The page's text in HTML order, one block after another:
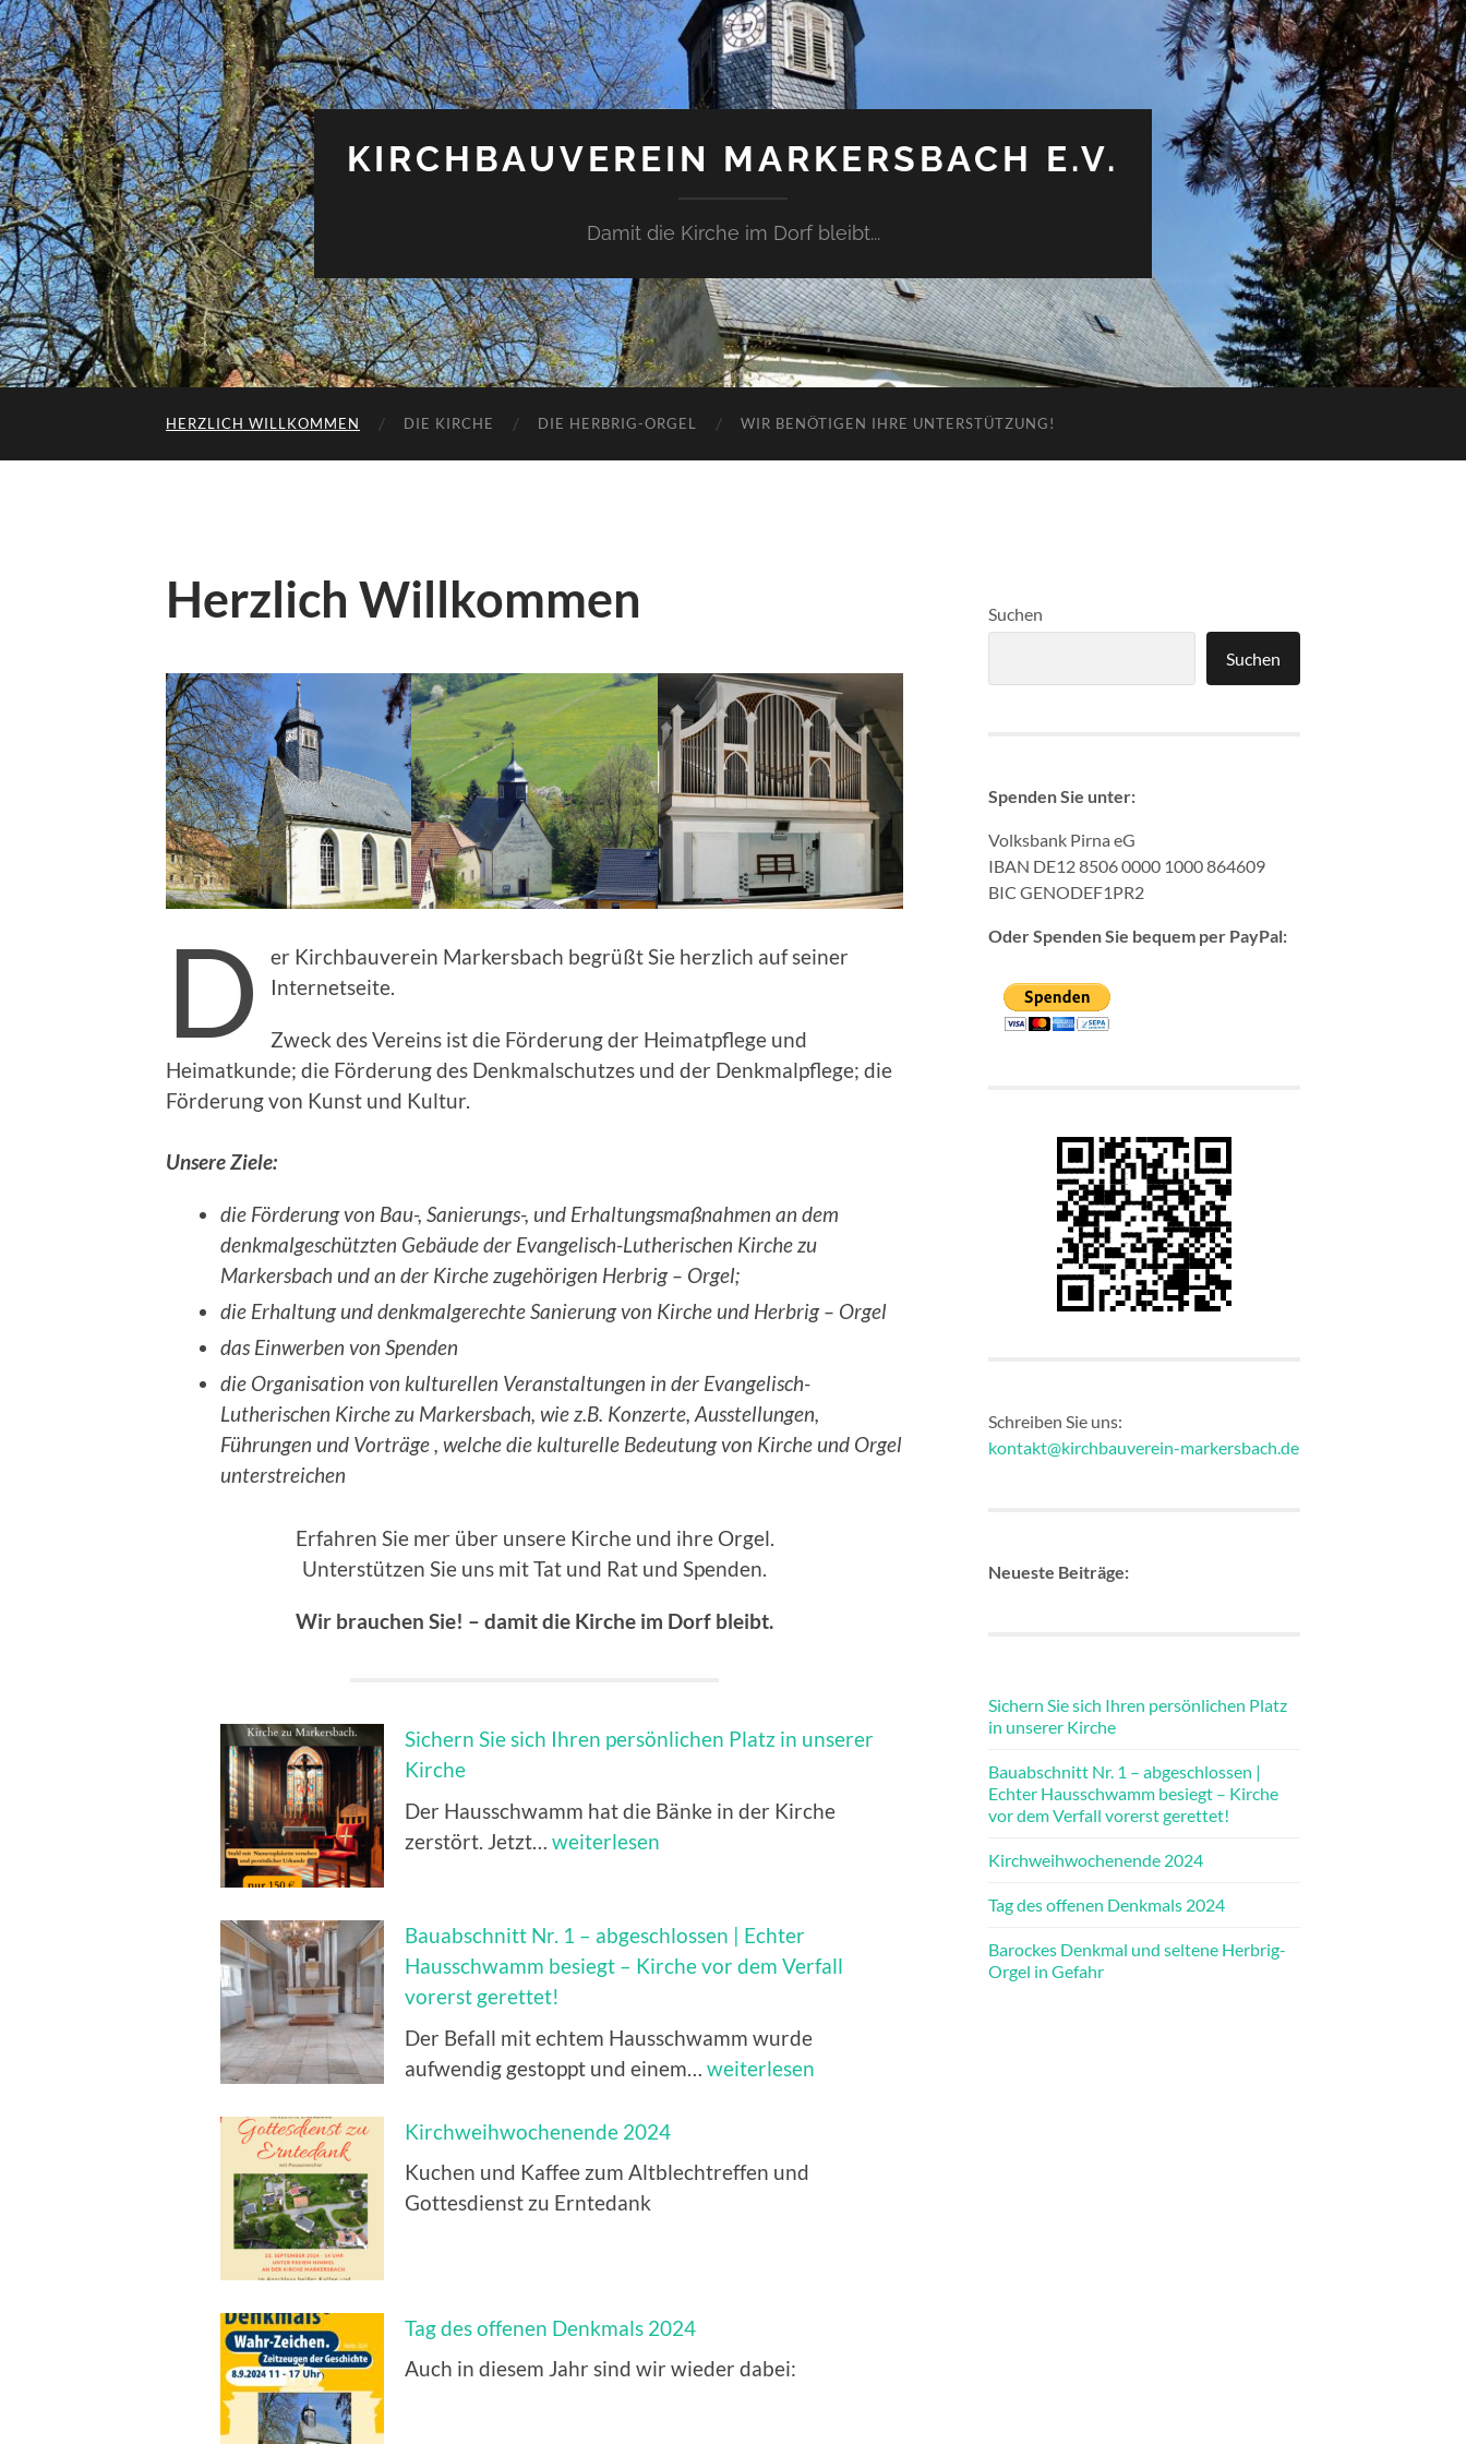
KIRCHBAUVEREIN MARKERSBACH E.V.
Damit die Kirche im Dorf bleibt...
HERZLICH WILLKOMMEN DIE KIRCHE DIE HERBRIG-ORGEL WIR BENÖTIGEN IHRE UNTERSTÜTZUNG!
Herzlich Willkommen
D
er Kirchbauverein Markersbach begrüßt Sie herzlich auf seiner
Internetseite.
Zweck des Vereins ist die Förderung der Heimatpflege und
Heimatkunde; die Förderung des Denkmalschutzes und der Denkmalpflege; die
Förderung von Kunst und Kultur.
Unsere Ziele:
die Förderung von Bau-, Sanierungs-, und Erhaltungsmaßnahmen an dem
denkmalgeschützten Gebäude der Evangelisch-Lutherischen Kirche zu
Markersbach und an der Kirche zugehörigen Herbrig – Orgel;
die Erhaltung und denkmalgerechte Sanierung von Kirche und Herbrig – Orgel
das Einwerben von Spenden
die Organisation von kulturellen Veranstaltungen in der Evangelisch-
Lutherischen Kirche zu Markersbach, wie z.B. Konzerte, Ausstellungen,
Führungen und Vorträge , welche die kulturelle Bedeutung von Kirche und Orgel
unterstreichen
Erfahren Sie mer über unsere Kirche und ihre Orgel.
Unterstützen Sie uns mit Tat und Rat und Spenden.
Wir brauchen Sie! – damit die Kirche im Dorf bleibt.
Sichern Sie sich Ihren persönlichen Platz in unserer
Kirche
Der Hausschwamm hat die Bänke in der Kirche
zerstört. Jetzt… Sichern
Ihren
persönlichen
Platz
unserer
Kirche
weiterlesen
Bauabschnitt Nr. 1 – abgeschlossen | Echter
Hausschwamm besiegt – Kirche vor dem Verfall
vorerst gerettet!
Der Befall mit echtem Hausschwamm wurde
aufwendig gestoppt und einem… Bauabschnitt
abgeschlossen
Kirche
weiterlesen
Kirchweihwochenende 2024
Kuchen und Kaffee zum Altblechtreffen und
Gottesdienst zu Erntedank
Tag des offenen Denkmals 2024
Auch in diesem Jahr sind wir wieder dabei:
Suchen
Suchen
Spenden Sie unter:
Volksbank Pirna eG
IBAN DE12 8506 0000 1000 864609
BIC GENODEF1PR2
Oder Spenden Sie bequem per PayPal:
Schreiben Sie uns:
kontakt@kirchbauverein-markersbach.de
Neueste Beiträge:
Sichern Sie sich Ihren persönlichen Platz
in unserer Kirche
Bauabschnitt Nr. 1 – abgeschlossen |
Echter Hausschwamm besiegt – Kirche
vor dem Verfall vorerst gerettet!
Kirchweihwochenende 2024
Tag des offenen Denkmals 2024
Barockes Denkmal und seltene Herbrig-
Orgel in Gefahr